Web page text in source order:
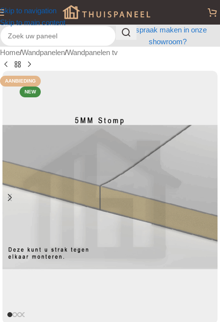
Skip to navigation
Skip to main content
Afspraak maken in onze
showroom?
Home/Wandpanelen/Wandpanelen tv
AANBIEDING
NEW